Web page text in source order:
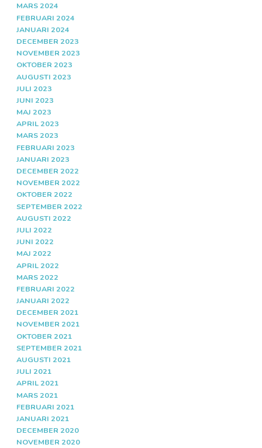
MARS 2024
FEBRUARI 2024
JANUARI 2024
DECEMBER 2023
NOVEMBER 2023
OKTOBER 2023
AUGUSTI 2023
JULI 2023
JUNI 2023
MAJ 2023
APRIL 2023
MARS 2023
FEBRUARI 2023
JANUARI 2023
DECEMBER 2022
NOVEMBER 2022
OKTOBER 2022
SEPTEMBER 2022
AUGUSTI 2022
JULI 2022
JUNI 2022
MAJ 2022
APRIL 2022
MARS 2022
FEBRUARI 2022
JANUARI 2022
DECEMBER 2021
NOVEMBER 2021
OKTOBER 2021
SEPTEMBER 2021
AUGUSTI 2021
JULI 2021
APRIL 2021
MARS 2021
FEBRUARI 2021
JANUARI 2021
DECEMBER 2020
NOVEMBER 2020